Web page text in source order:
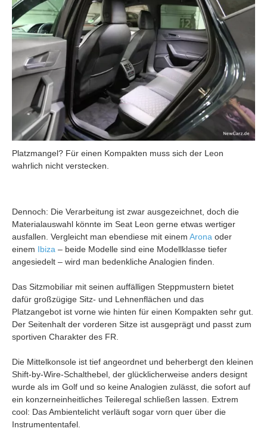
Platzmangel? Für einen Kompakten muss sich der Leon
wahrlich nicht verstecken.
Dennoch: Die Verarbeitung ist zwar ausgezeichnet, doch die
Materialauswahl könnte im Seat Leon gerne etwas wertiger
ausfallen. Vergleicht man ebendiese mit einem Arona oder
einem Ibiza – beide Modelle sind eine Modellklasse tiefer
angesiedelt – wird man bedenkliche Analogien finden.
Das Sitzmobiliar mit seinen auffälligen Steppmustern bietet
dafür großzügige Sitz- und Lehnenflächen und das
Platzangebot ist vorne wie hinten für einen Kompakten sehr gut.
Der Seitenhalt der vorderen Sitze ist ausgeprägt und passt zum
sportiven Charakter des FR.
Die Mittelkonsole ist tief angeordnet und beherbergt den kleinen
Shift-by-Wire-Schalthebel, der glücklicherweise anders designt
wurde als im Golf und so keine Analogien zulässt, die sofort auf
ein konzerneinheitliches Teileregal schließen lassen. Extrem
cool: Das Ambientelicht verläuft sogar vorn quer über die
Instrumententafel.